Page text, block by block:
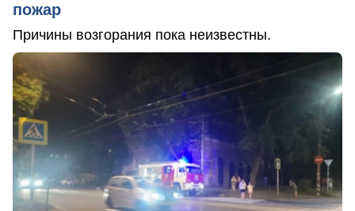
пожар
Причины возгорания пока неизвестны.